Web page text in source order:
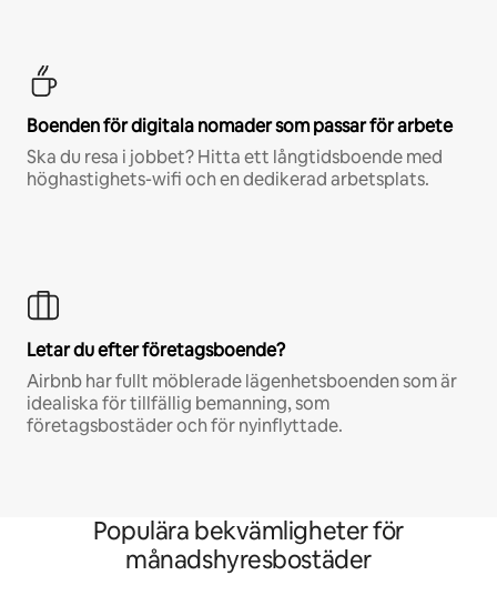
Boenden för digitala nomader som passar för arbete
Ska du resa i jobbet? Hitta ett långtidsboende med
höghastighets-wifi och en dedikerad arbetsplats.
Letar du efter företagsboende?
Airbnb har fullt möblerade lägenhetsboenden som är
idealiska för tillfällig bemanning, som
företagsbostäder och för nyinflyttade.
Populära bekvämligheter för
månadshyresbostäder